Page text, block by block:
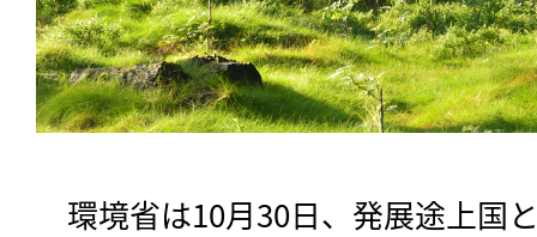
環境省は10月30日、発展途上国